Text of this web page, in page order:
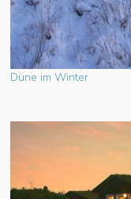
Düne im Winter